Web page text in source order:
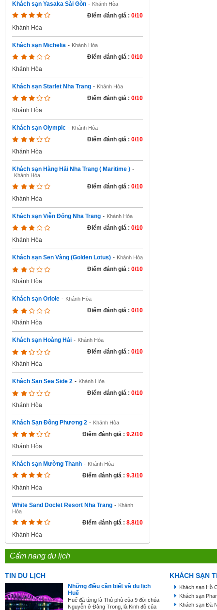
Khách sạn Yasaka Sài Gòn - Khánh Hòa
Điểm đánh giá : 0/10
Khánh Hòa
Khách sạn Michelia - Khánh Hòa
Điểm đánh giá : 0/10
Khánh Hòa
Khách sạn Starlet Nha Trang - Khánh Hòa
Điểm đánh giá : 0/10
Khánh Hòa
Khách sạn Olympic - Khánh Hòa
Điểm đánh giá : 0/10
Khánh Hòa
Khách sạn Hàng Hải Nha Trang ( Maritime ) -
Khánh Hòa
Điểm đánh giá : 0/10
Khánh Hòa
Khách sạn Viễn Đông Nha Trang - Khánh Hòa
Điểm đánh giá : 0/10
Khánh Hòa
Khách sạn Sen Vàng (Golden Lotus) - Khánh Hòa
Điểm đánh giá : 0/10
Khánh Hòa
Khách sạn Oriole - Khánh Hòa
Điểm đánh giá : 0/10
Khánh Hòa
Khách sạn Hoàng Hải - Khánh Hòa
Điểm đánh giá : 0/10
Khánh Hòa
Khách Sạn Sea Side 2 - Khánh Hòa
Điểm đánh giá : 0/10
Khánh Hòa
Khách Sạn Đông Phương 2 - Khánh Hòa
Điểm đánh giá : 9.2/10
Khánh Hòa
Khách sạn Mường Thanh - Khánh Hòa
Điểm đánh giá : 9.3/10
Khánh Hòa
White Sand Doclet Resort Nha Trang - Khánh
Hòa
Điểm đánh giá : 8.8/10
Khánh Hòa
Cẩm nang du lịch
TIN DU LỊCH
Những điều cần biết về du lịch
Huế
Huế đã từng là Thủ phủ của 9 đời chúa
Nguyễn ở Đàng Trong, là Kinh đô của
KHÁCH SẠN
Khách sạn Hồ
Khách sạn
Khách sạn Đà